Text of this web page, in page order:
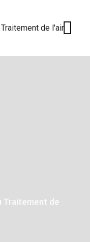
Traitement de